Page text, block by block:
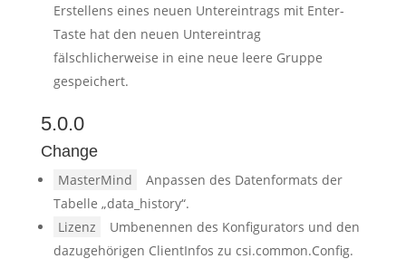
Erstellens eines neuen Untereintrags mit Enter-
Taste hat den neuen Untereintrag
fälschlicherweise in eine neue leere Gruppe
gespeichert.
5.0.0
Change
MasterMind
Anpassen des Datenformats der
Tabelle „data_history“.
Lizenz
Umbenennen des Konfigurators und den
dazugehörigen ClientInfos zu csi.common.Config.